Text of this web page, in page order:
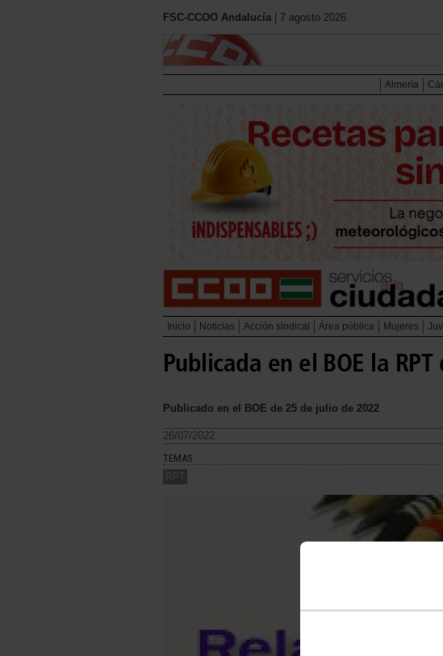
FSC-CCOO Andalucía | 7 agosto 2026.
Almería
Inicio Noticias Acción sindical Área pública Mujeres
Publicada en el BOE la
Publicado en el BOE de 25 de julio de 2022
26/07/2022.
TEMAS
RPT